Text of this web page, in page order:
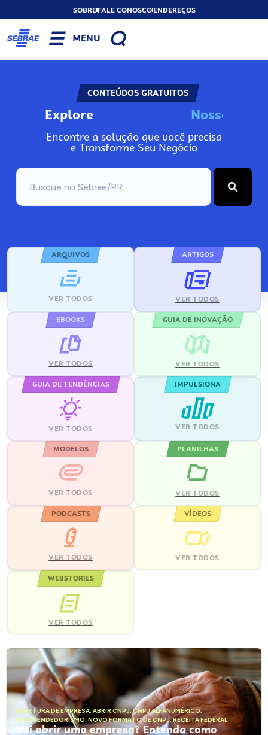
SOBREFALE CONOSCOENDEREÇOS
MENU
CONTEÚDOS GRATUITOS
Explore Nosso
Encontre a solução que você precisa
e Transforme Seu Negócio
ARQUIVOS
VER TODOS
ARTIGOS
VER TODOS
EBOOKS
VER TODOS
GUIA DE INOVAÇÃO
VER TODOS
GUIA DE TENDÊNCIAS
VER TODOS
IMPULSIONA
VER TODOS
MODELOS
VER TODOS
PLANILHAS
VER TODOS
PODCASTS
VER TODOS
VÍDEOS
VER TODOS
WEBSTORIES
VER TODOS
ABERTURA DE EMPRESA, ABRIR CNPJ,CNPJ ALFANUMÉRICO,
EMPREENDEDORISMO, NOVO FORMATO DE CNPJ,RECEITA FEDERAL
Vai abrir uma empresa? Entenda como